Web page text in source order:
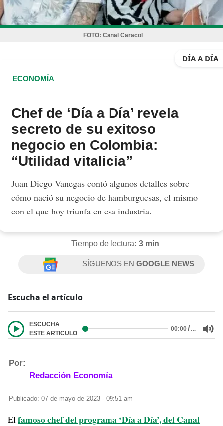
FOTO: Canal Caracol
DÍA A DÍA
ECONOMÍA
Chef de ‘Día a Día’ revela
secreto de su exitoso
negocio en Colombia:
“Utilidad vitalicia”
Juan Diego Vanegas contó algunos detalles sobre
cómo nació su negocio de hamburguesas, el mismo
con el que hoy triunfa en esa industria.
Tiempo de lectura: 3 min
SÍGUENOS ENGOOGLE NEWS
Escucha el artículo
ESCUCHA
ESTE ARTICULO
00:00/…
Por:
Redacción Economía
Publicado: 07 de mayo de 2023 - 09:51 am
Elfamoso chef del programa ‘Día a Día’, del Canal